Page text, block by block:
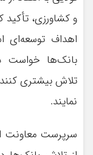
و کشاورزی، تأکید
اهداف توسعه‌ای
بانک‌ها خواست
تلاش بیشتری کنند
نمایند.
سرپرست معاونت